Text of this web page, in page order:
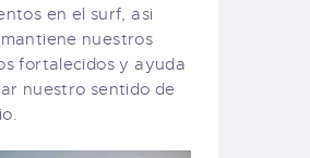
en el surf, asi
nuestros
fortalecidos y ayuda
nuestro sentido de